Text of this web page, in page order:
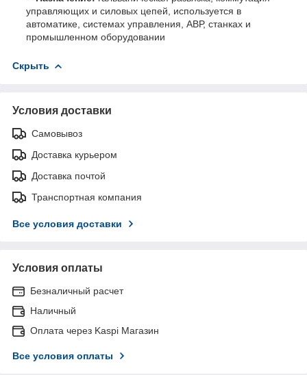
управляющих и силовых цепей, используется в
автоматике, системах управления, АВР, станках и
промышленном оборудовании
Скрыть
Условия доставки
Самовывоз
Доставка курьером
Доставка почтой
Транспортная компания
Все условия доставки
Условия оплаты
Безналичный расчет
Наличный
Оплата через Kaspi Магазин
Все условия оплаты